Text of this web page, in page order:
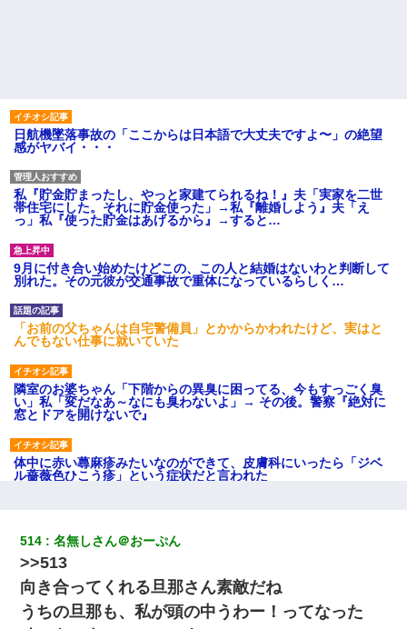
日航機墜落事故の「ここからは日本語で大丈夫ですよ〜」の絶望
感がヤバイ・・・
私『貯金貯まったし、やっと家建てられるね！』夫「実家を二世
帯住宅にした。それに貯金使った」→私『離婚しよう』夫「え
っ」私『使った貯金はあげるから』→すると…
9月に付き合い始めたけどこの、この人と結婚はないわと判断して
別れた。その元彼が交通事故で重体になっているらしく…
「お前の父ちゃんは自宅警備員」とかからかわれたけど、実はと
んでもない仕事に就いていた
隣室のお婆ちゃん「下階からの異臭に困ってる、今もすっごく臭
い」私「変だなあ～なにも臭わないよ」→ その後。警察『絶対に
窓とドアを開けないで』
体中に赤い蕁麻疹みたいなのができて、皮膚科にいったら「ジベ
ル薔薇色ひこう疹」という症状だと言われた
小学生の妹が20代の弟とチューしてるのに、見て見ぬふりの親を
見てから実家を出た。それから15年、妹が弟の子を妊娠したらし
くもう堕胎できない月なんだと母から連絡がきた…｜生活｜ワロ
タあんてな
514 名無しさん＠おーぷん
>>513
向き合ってくれる旦那さん素敵だね
うちの旦那も、私が頭の中うわー！ってなった